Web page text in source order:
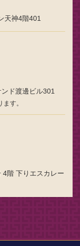
天神4階401
ド渡邊ビル301
す。
4階 下りエスカレー